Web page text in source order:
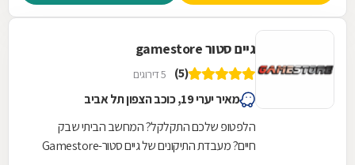
גיים סטור gamestore
(5) 5 דירוגים
מאיר יערי 19, כוכב הצפון תל אביב
הלפטופ שלכם התקלקל? המחשב הביתי שבק
חיים? מעבדת התיקונים של גיים סטור-Gamestore